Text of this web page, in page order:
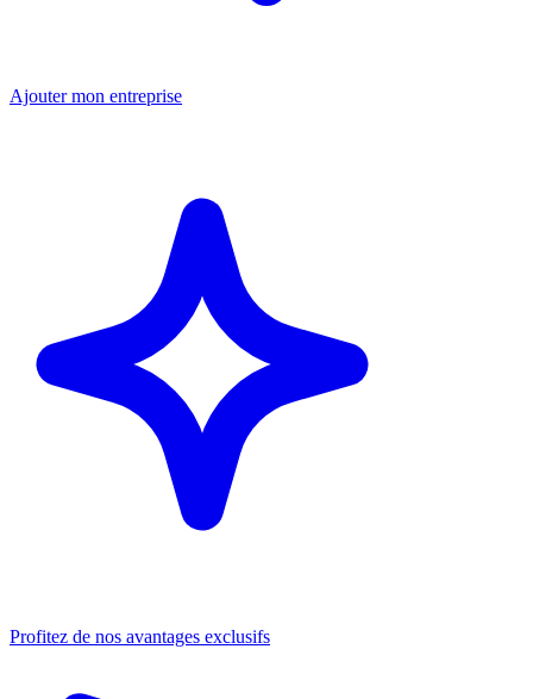
Ajouter mon entreprise
Profitez de nos avantages exclusifs